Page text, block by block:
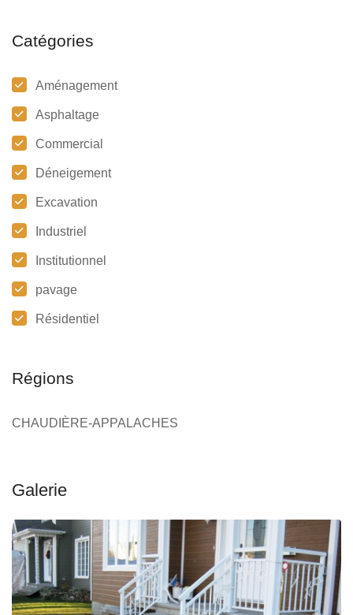
Catégories
Aménagement
Asphaltage
Commercial
Déneigement
Excavation
Industriel
Institutionnel
pavage
Résidentiel
Régions
CHAUDIÈRE-APPALACHES